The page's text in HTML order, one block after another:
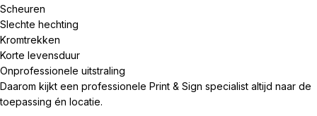
Scheuren
Slechte hechting
Kromtrekken
Korte levensduur
Onprofessionele uitstraling
Daarom kijkt een professionele Print & Sign specialist altijd naar de
toepassing én locatie.